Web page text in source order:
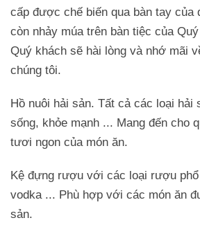
cấp được chế biến qua bàn tay của
còn nhảy múa trên bàn tiệc của
Quý khách sẽ hài lòng và nhớ mãi
chúng tôi.
Hồ nuôi hải sản. Tất cả các loại hải
sống, khỏe mạnh ... Mang đến cho
tươi ngon của món ăn.
Kệ đựng rượu với các loại rượu
vodka ... Phù hợp với các món ăn
sản.